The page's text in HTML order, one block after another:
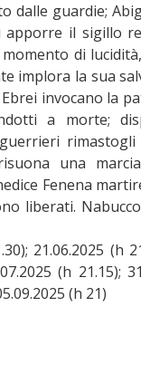
dalle guardie;
il sigillo
di
implora la sua
invocano la
a morte;
rimastogli
una
Fenena
liberati.
21.06.2025 (h
(h 21.15);
(h 21)